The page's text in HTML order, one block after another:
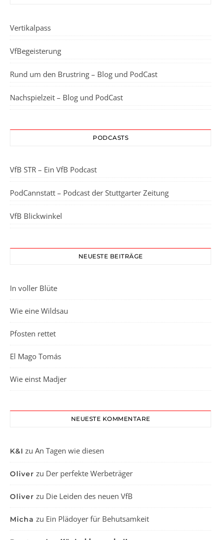
Vertikalpass
VfBegeisterung
Rund um den Brustring – Blog und PodCast
Nachspielzeit – Blog und PodCast
PODCASTS
VfB STR – Ein VfB Podcast
PodCannstatt – Podcast der Stuttgarter Zeitung
VfB Blickwinkel
NEUESTE BEITRÄGE
In voller Blüte
Wie eine Wildsau
Pfosten rettet
El Mago Tomás
Wie einst Madjer
NEUESTE KOMMENTARE
K&I zu An Tagen wie diesen
Oliver zu Der perfekte Werbeträger
Oliver zu Die Leiden des neuen VfB
Micha zu Ein Plädoyer für Behutsamkeit